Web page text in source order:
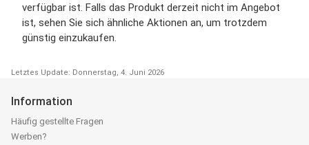
verfügbar ist. Falls das Produkt derzeit nicht im Angebot
ist, sehen Sie sich ähnliche Aktionen an, um trotzdem
günstig einzukaufen.
Letztes Update: Donnerstag, 4. Juni 2026
Information
Häufig gestellte Fragen
Werben?